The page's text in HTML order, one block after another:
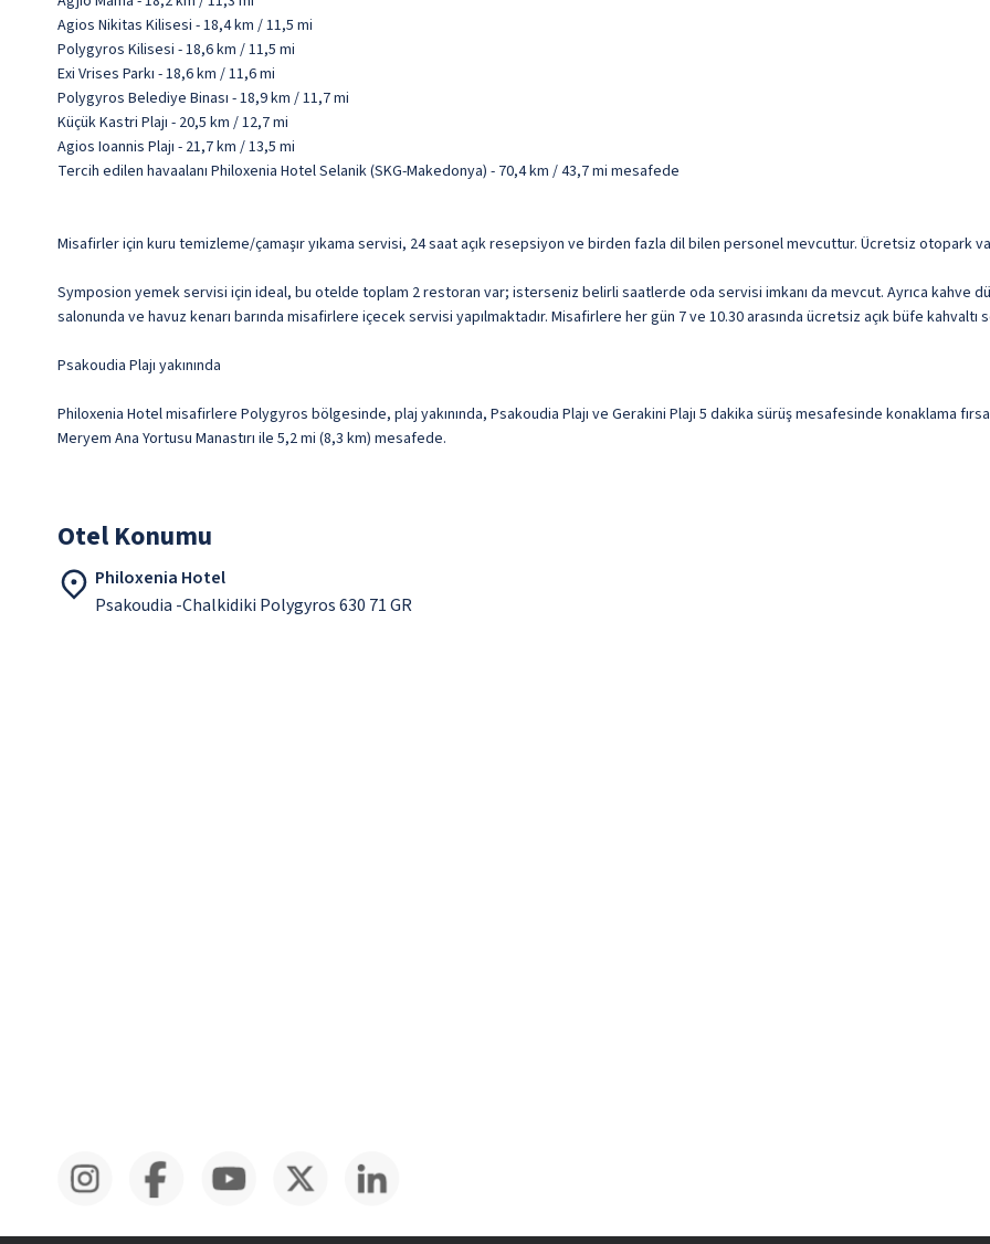
Agios Nikitas Kilisesi - 18,4 km / 11,5 mi
Polygyros Kilisesi - 18,6 km / 11,5 mi
Exi Vrises Parkı - 18,6 km / 11,6 mi
Polygyros Belediye Binası - 18,9 km / 11,7 mi
Küçük Kastri Plajı - 20,5 km / 12,7 mi
Agios Ioannis Plajı - 21,7 km / 13,5 mi
Tercih edilen havaalanı Philoxenia Hotel Selanik (SKG-Makedonya) - 70,4 km / 43,7 mi mesafede
Misafirler için kuru temizleme/çamaşır yıkama servisi, 24 saat açık resepsiyon ve birden fazla dil bilen personel mevcuttur. Ücretsiz otopark
Symposion yemek servisi için ideal, bu otelde toplam 2 restoran var; isterseniz belirli saatlerde oda servisi imkanı da mevcut. Ayrıca kahve
salonunda ve havuz kenarı barında misafirlere içecek servisi yapılmaktadır. Misafirlere her gün 7 ve 10.30 arasında ücretsiz açık büfe kahvaltı
Psakoudia Plajı yakınında
Philoxenia Hotel misafirlere Polygyros bölgesinde, plaj yakınında, Psakoudia Plajı ve Gerakini Plajı 5 dakika sürüş mesafesinde konaklama
Meryem Ana Yortusu Manastırı ile 5,2 mi (8,3 km) mesafede.
Otel Konumu
Philoxenia Hotel
Psakoudia -Chalkidiki Polygyros 630 71 GR